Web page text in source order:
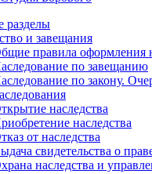
разделы
и завещания
правила оформления
по завещанию
по закону.
наследства
наследства
от наследства
свидетельства о
наследства и